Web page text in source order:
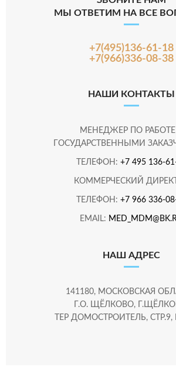
МЫ ОТВЕТИМ НА ВСЕ
+7(495)136-61-18
+7(966)336-08-38
НАШИ КОНТАКТЫ
МЕНЕДЖЕР ПО
ГОСУДАРСТВЕННЫМИ
ТЕЛЕФОН: +7 495 136-
КОММЕРЧЕСКИЙ
ТЕЛЕФОН: +7 966 336-
EMAIL:
НАШ АДРЕС
141180, МОСКОВСКАЯ
Г.О. ЩЁЛКОВО,
ТЕР ДОМОСТРОИТЕЛЬ,